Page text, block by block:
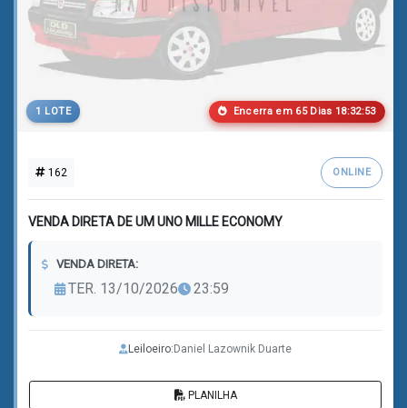
1 LOTE Encerra em 65 Dias 18:32:50
162 ONLINE
VENDA DIRETA DE UM UNO MILLE ECONOMY
VENDA DIRETA:
TER. 13/10/2026 23:59
Leiloeiro: Daniel Lazownik Duarte
PLANILHA